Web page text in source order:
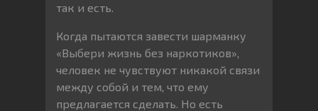
так и есть.
Когда пытаются завести шарманку
«Выбери жизнь без наркотиков»,
человек не чувствуют никакой связи
между собой и тем, что ему
предлагается сделать. Но есть